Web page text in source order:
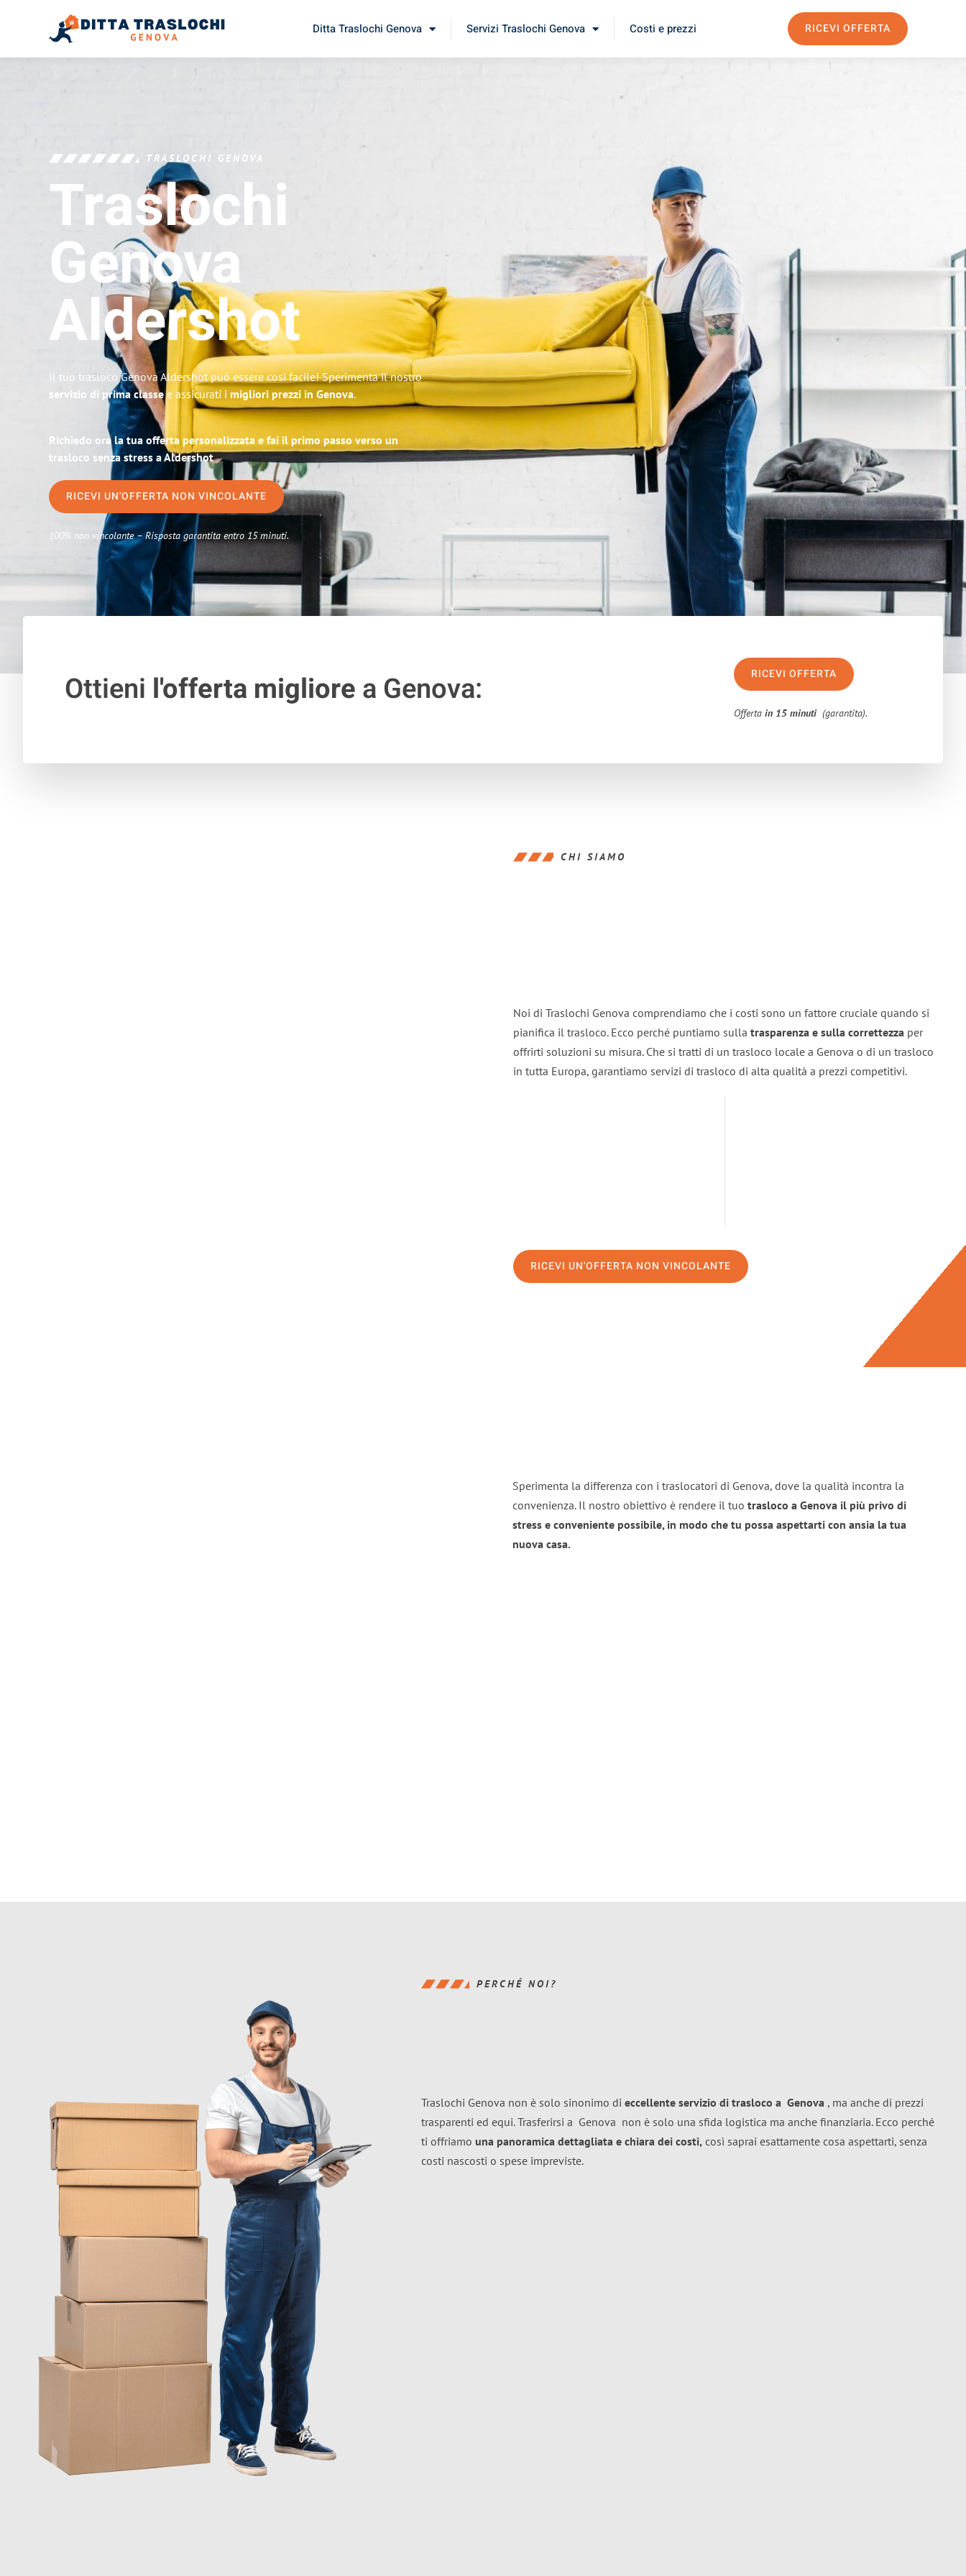
Ditta Traslochi Genova Servizi Traslochi Genova Costi e prezzi RICEVI OFFERTA
TRASLOCHI GENOVA
Traslochi
Genova
Aldershot
Il tuo trasloco Genova Aldershot può essere così facile! Sperimenta il nostro
servizio di prima classee assicurati i migliori prezzi in Genova.
Richiedo ora la tua offerta personalizzata e fai il primo passo verso un
trasloco senza stress a Aldershot
RICEVI UN'OFFERTA NON VINCOLANTE
100% non vincolante – Risposta garantita entro 15 minuti.
Ottieni l'offerta migliorea Genova: RICEVI OFFERTA
Offertain 15 minuti (garantita).
CHI SIAMO
Noi di Traslochi Genova comprendiamo che i costi sono un fattore cruciale quando si
pianifica il trasloco. Ecco perché puntiamo sulla trasparenza e sulla correttezza per
offrirti soluzioni su misura. Che si tratti di un trasloco locale a Genova o di un trasloco
in tutta Europa, garantiamo servizi di trasloco di alta qualità a prezzi competitivi.
RICEVI UN'OFFERTA NON VINCOLANTE
Sperimenta la differenza con i traslocatori di Genova, dove la qualità incontra la
convenienza. Il nostro obiettivo è rendere il tuo trasloco a Genova il più privo di
stress e conveniente possibile, in modo che tu possa aspettarti con ansia la tua
nuova casa.
PERCHÉ NOI?
Traslochi Genova non è solo sinonimo di eccellente servizio di trasloco a Genova , ma anche di prezzi
trasparenti ed equi. Trasferirsi a Genova non è solo una sfida logistica ma anche finanziaria. Ecco perché
ti offriamo una panoramica dettagliata e chiara dei costi, così saprai esattamente cosa aspettarti, senza
costi nascosti o spese impreviste.